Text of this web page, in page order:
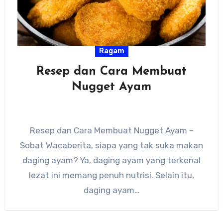
Ragam
Resep dan Cara Membuat
Nugget Ayam
Resep dan Cara Membuat Nugget Ayam –
Sobat Wacaberita, siapa yang tak suka makan
daging ayam? Ya, daging ayam yang terkenal
lezat ini memang penuh nutrisi. Selain itu,
daging ayam…